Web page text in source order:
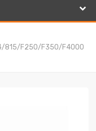
815/f250/f350/f4000